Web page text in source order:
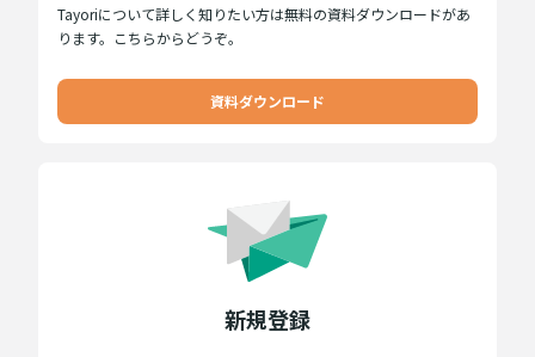
Tayoriについて詳しく知りたい方は無料の資料ダウンロードがあ
ります。こちらからどうぞ。
資料ダウンロード
新規登録